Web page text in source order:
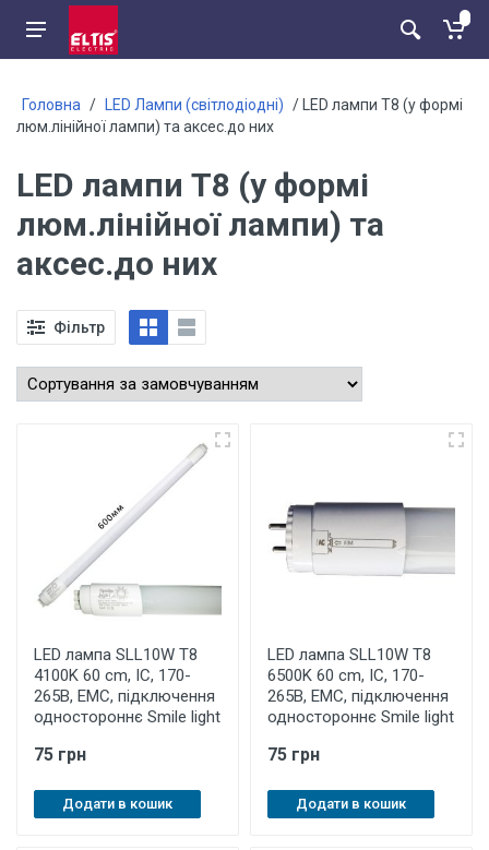
Головна / LED Лампи (світлодіодні) / LED лампи Т8 (у формі
люм.лінійної лампи) та аксес.до них
LED лампи Т8 (у формі
люм.лінійної лампи) та
аксес.до них
Фільтр
LED лампа SLL10W T8
4100K 60 cm, IC, 170-
265В, ЕМС, підключення
одностороннє Smile light
75 грн
Додати в кошик
LED лампа SLL10W T8
6500K 60 cm, IC, 170-
265В, ЕМС, підключення
одностороннє Smile light
75 грн
Додати в кошик